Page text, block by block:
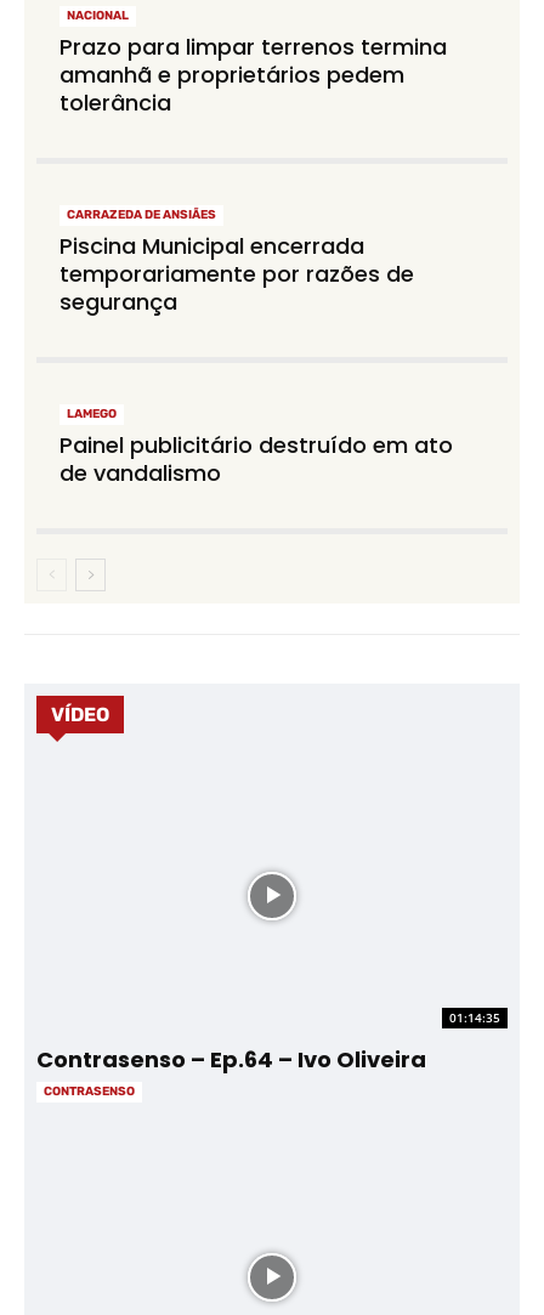
NACIONAL
Prazo para limpar terrenos termina
amanhã e proprietários pedem
tolerância
CARRAZEDA DE ANSIÃES
Piscina Municipal encerrada
temporariamente por razões de
segurança
LAMEGO
Painel publicitário destruído em ato
de vandalismo
VÍDEO
01:14:35
Contrasenso – Ep.64 – Ivo Oliveira
CONTRASENSO